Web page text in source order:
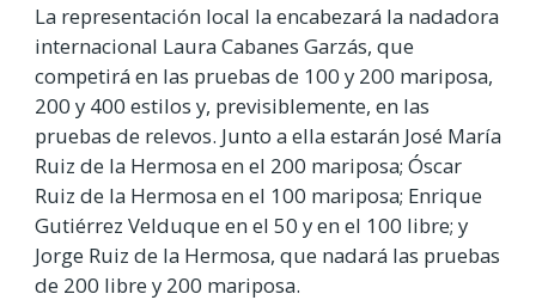
La representación local la encabezará la nadadora
internacional Laura Cabanes Garzás, que
competirá en las pruebas de 100 y 200 mariposa,
200 y 400 estilos y, previsiblemente, en las
pruebas de relevos. Junto a ella estarán José María
Ruiz de la Hermosa en el 200 mariposa; Óscar
Ruiz de la Hermosa en el 100 mariposa; Enrique
Gutiérrez Velduque en el 50 y en el 100 libre; y
Jorge Ruiz de la Hermosa, que nadará las pruebas
de 200 libre y 200 mariposa.